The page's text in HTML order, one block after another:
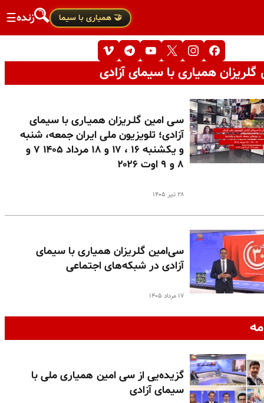
🤝 همیاری با سیما زنده☰
همیاری با سیمای آزادی
سـی امین گلـریزان همیـاری با سیمای
آزادی؛ تلویزیون ملی ایران جمعه، شنبه
و یکشنبه ۱۶ ، ۱۷ و ۱۸ مرداد ۱۴۰۵ ۷ و
۸ و ۹ اوت ۲۰۲۶
۲۸ تیر ۱۴۰۵
سی‌امین گلریزان همیاری با سیمای
آزادی در شبکه‌های اجتماعی
۱۷ مرداد ۱۴۰۵
گزیده‌یی از سی امین همیاری ملی با
سیمای آزادی